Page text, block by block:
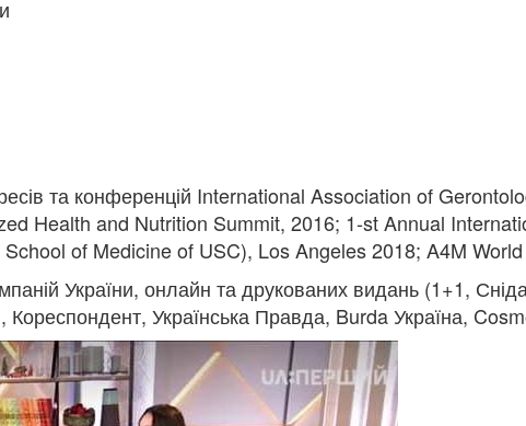
та конференцій International Association of
Health and Nutrition Summit, 2016; 1-st Annual
of Medicine of USC), Los Angeles 2018; A4M
України, онлайн та друкованих видань (1+1,
Українська Правда, Burda Україна,